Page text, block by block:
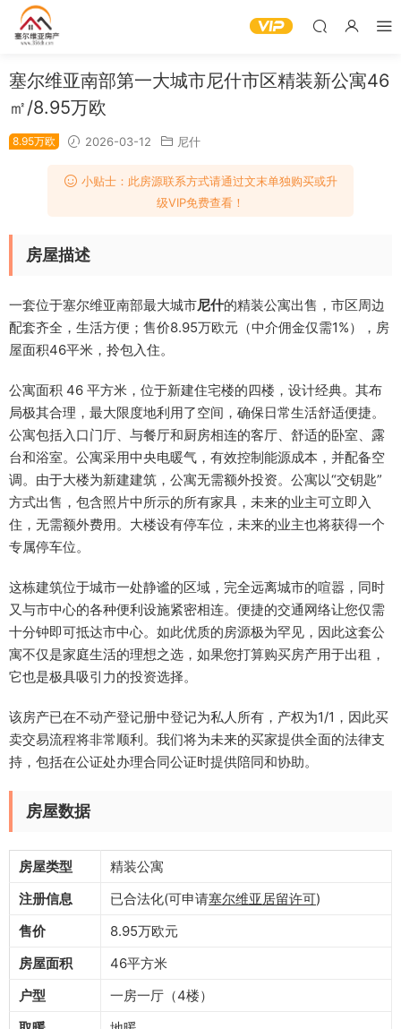
塞尔维亚南部第一大城市尼什市区精装新公寓46
㎡/8.95万欧
8.95万欧 2026-03-12 尼什
小贴士：此房源联系方式请通过文末单独购买或升
级VIP免费查看！
房屋描述
一套位于塞尔维亚南部最大城市尼什的精装公寓出售，市区周边
配套齐全，生活方便；售价8.95万欧元（中介佣金仅需1%），房
屋面积46平米，拎包入住。
公寓面积 46 平方米，位于新建住宅楼的四楼，设计经典。其布
局极其合理，最大限度地利用了空间，确保日常生活舒适便捷。
公寓包括入口门厅、与餐厅和厨房相连的客厅、舒适的卧室、露
台和浴室。公寓采用中央电暖气，有效控制能源成本，并配备空
调。由于大楼为新建建筑，公寓无需额外投资。公寓以“交钥匙”
方式出售，包含照片中所示的所有家具，未来的业主可立即入
住，无需额外费用。大楼设有停车位，未来的业主也将获得一个
专属停车位。
这栋建筑位于城市一处静谧的区域，完全远离城市的喧嚣，同时
又与市中心的各种便利设施紧密相连。便捷的交通网络让您仅需
十分钟即可抵达市中心。如此优质的房源极为罕见，因此这套公
寓不仅是家庭生活的理想之选，如果您打算购买房产用于出租，
它也是极具吸引力的投资选择。
该房产已在不动产登记册中登记为私人所有，产权为1/1，因此买
卖交易流程将非常顺利。我们将为未来的买家提供全面的法律支
持，包括在公证处办理合同公证时提供陪同和协助。
房屋数据
房屋类型
精装公寓
注册信息
已合法化(可申请塞尔维亚居留许可)
售价
8.95万欧元
房屋面积
46平方米
户型
一房一厅（4楼）